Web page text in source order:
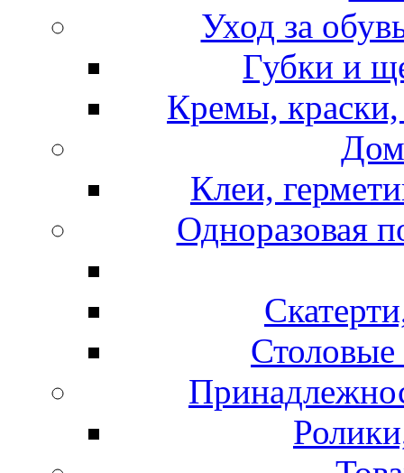
Уход за
Губки и
Кремы, краски,
Клеи,
Одноразовая